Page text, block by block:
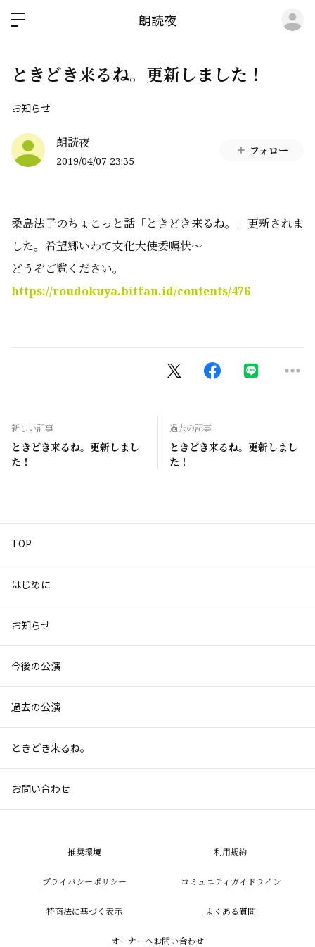
朗読夜
ときどき来るね。更新しました！
お知らせ
朗読夜
2019/04/07 23:35
フォロー
桑島法子のちょこっと話「ときどき来るね。」更新されま
した。希望郷いわて文化大使委嘱状〜
どうぞご覧ください。
https://roudokuya.bitfan.id/contents/476
新しい記事
ときどき来るね。更新しまし
た！
過去の記事
ときどき来るね。更新しまし
た！
TOP
はじめに
お知らせ
今後の公演
過去の公演
ときどき来るね。
お問い合わせ
推奨環境 利用規約
プライバシーポリシー コミュニティガイドライン
特商法に基づく表示 よくある質問
オーナーへお問い合わせ